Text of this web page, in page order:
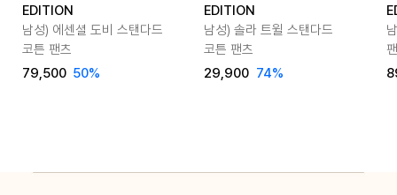
EDITION
남성) 에센셜 도비 스탠다드
코튼 팬츠
79,500 50%
EDITION
남성) 솔라 트윌 스탠다드
코튼 팬츠
29,900 74%